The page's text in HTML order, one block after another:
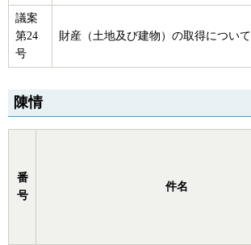
議案
第24
号
財産（土地及び建物）の取得について
陳情
番
号
件名